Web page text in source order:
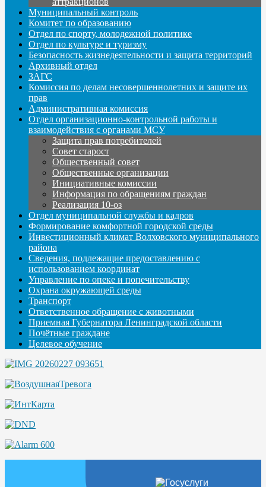
Муниципальный контроль
Комитет по образованию
Отдел по спорту, молодежной политике
Отдел по культуре и туризму
Безопасность жизнедеятельности и защита территорий
Архивный отдел
ЗАГС
Комиссия по делам несовершеннолетних и защите их
прав
Административная комиссия
Отдел организационно-контрольной работы и
взаимодействия с органами МСУ
Защита прав потребителей
Совет старост
Общественный совет
Общественные организации
Инициативные комиссии
Информация по обращениям граждан
Реализация 10-оз
Отдел муниципальной службы и кадров
Формирование комфортной городской среды
Инвестиционный климат Волховского муниципального
района
Сведения, подлежащие предоставлению с
использованием координат
Управление по опеке и попечительству
Охрана окружающей среды
Транспорт
Ответственное обращение с животными
Приемная Губернатора Ленинградской области
Почётные граждане
Целевое обучение